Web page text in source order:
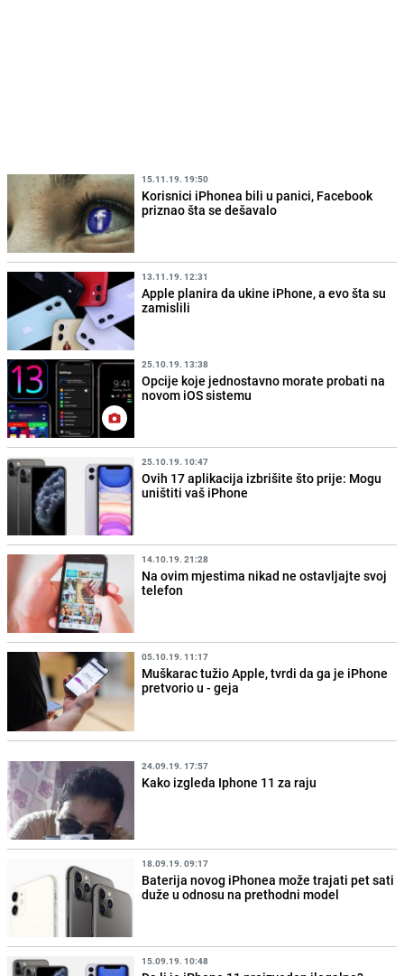
15.11.19. 19:50
Korisnici iPhonea bili u panici, Facebook
priznao šta se dešavalo
13.11.19. 12:31
Apple planira da ukine iPhone, a evo šta su
zamislili
25.10.19. 13:38
Opcije koje jednostavno morate probati na
novom iOS sistemu
25.10.19. 10:47
Ovih 17 aplikacija izbrišite što prije: Mogu
uništiti vaš iPhone
14.10.19. 21:28
Na ovim mjestima nikad ne ostavljajte svoj
telefon
05.10.19. 11:17
Muškarac tužio Apple, tvrdi da ga je iPhone
pretvorio u - geja
24.09.19. 17:57
Kako izgleda Iphone 11 za raju
18.09.19. 09:17
Baterija novog iPhonea može trajati pet sati
duže u odnosu na prethodni model
15.09.19. 10:48